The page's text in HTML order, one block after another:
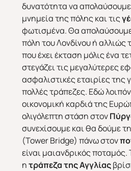
δυνατότητα να
μνημεία της πόλης και τις
φωτισμένα. Θα
πόλη του Λονδίνου ή αλλιώς
που έχει έκταση μόλις ένα
στεγάζει τις μεγαλύτερες
ασφαλιστικές εταιρίες της
πολλές τράπεζες. Εδώ
οικονομική καρδιά της
ολιγόλεπτη στάση στον
συνεχίσουμε και θα δούμε
(Tower Bridge) πάνω στον
είναι μαιανδρικός ποταμός.
ητράπεζα της Αγγλίας